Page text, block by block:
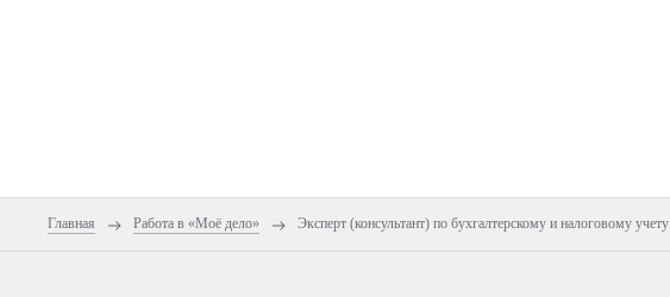
Главная Работа в «Моё дело» Эксперт (консультант) по бухгалтерскому и налоговому учету